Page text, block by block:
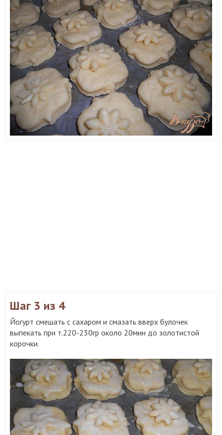
Шаг 3 из 4
Йогурт смешать с сахаром и смазать вверх булочек
выпекать при т.220-230гр около 20мин до золотистой
корочки.